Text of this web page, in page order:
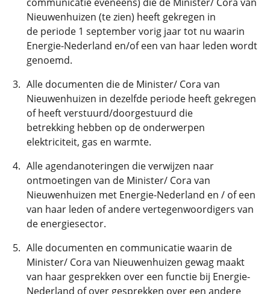
Nieuwenhuizen (te zien) heeft gekregen in
de periode 1 september vorig jaar tot nu waarin
Energie-Nederland en/of een van haar leden wordt
genoemd.
Alle documenten die de Minister/ Cora van
Nieuwenhuizen in dezelfde periode heeft gekregen
of heeft verstuurd/doorgestuurd die
betrekking hebben op de onderwerpen
elektriciteit, gas en warmte.
Alle agendanoteringen die verwijzen naar
ontmoetingen van de Minister/ Cora van
Nieuwenhuizen met Energie-Nederland en / of een
van haar leden of andere vertegenwoordigers van
de energiesector.
Alle documenten en communicatie waarin de
Minister/ Cora van Nieuwenhuizen gewag maakt
van haar gesprekken over een functie bij Energie-
Nederland of over gesprekken over een andere